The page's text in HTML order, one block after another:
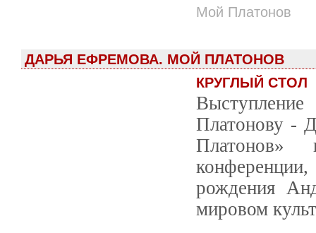
Мой Платонов
ДАРЬЯ ЕФРЕМОВА. МОЙ ПЛАТОНОВ
КРУГЛЫЙ СТОЛ
Выступление
Платонову -
Платонов»
рождения
мировом